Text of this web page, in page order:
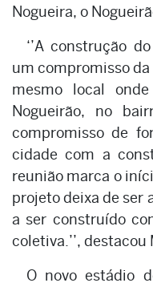
Nogueira, o
‘’A construção
um compromisso
mesmo local
Nogueirão, no
compromisso de
cidade com a
reunião marca o
projeto deixa de ser
a ser construído
coletiva.’’, destacou
O novo estádio